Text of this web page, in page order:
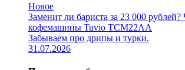
Новое
Заменит ли бариста за 23 000
кофемашины Tuvio TCM22AA
Забываем про дрипы и турки.
31.07.2026